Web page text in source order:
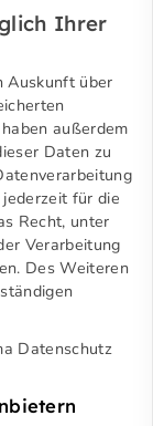
Ihrer
Auskunft über
außerdem
Daten zu
für die
Recht, unter
Verarbeitung
Des Weiteren
Datenschutz